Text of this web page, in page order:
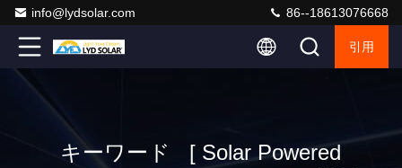
info@lydsolar.com 86--18613076668
引用
キーワード [ Solar Powered